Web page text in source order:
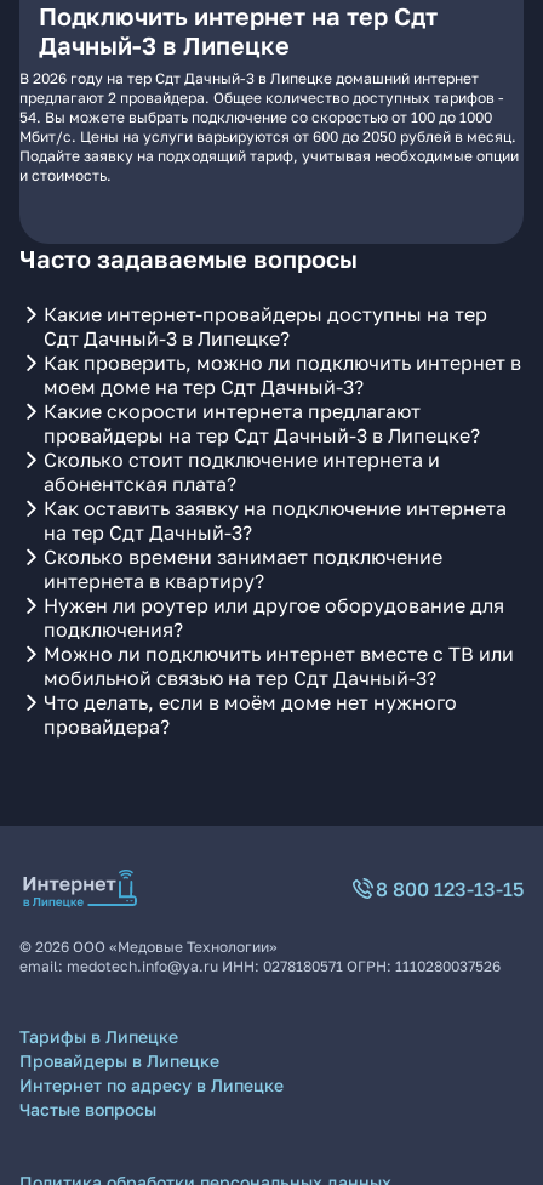
Подключить интернет на тер Сдт
Дачный-3 в Липецке
В 2026 году на тер Сдт Дачный-3 в Липецке домашний интернет
предлагают 2 провайдера. Общее количество доступных тарифов -
54. Вы можете выбрать подключение со скоростью от 100 до 1000
Мбит/с. Цены на услуги варьируются от 600 до 2050 рублей в месяц.
Подайте заявку на подходящий тариф, учитывая необходимые опции
и стоимость.
Часто задаваемые вопросы
Какие интернет-провайдеры доступны на тер
Сдт Дачный-3 в Липецке?
Как проверить, можно ли подключить интернет в
моем доме на тер Сдт Дачный-3?
Какие скорости интернета предлагают
провайдеры на тер Сдт Дачный-3 в Липецке?
Сколько стоит подключение интернета и
абонентская плата?
Как оставить заявку на подключение интернета
на тер Сдт Дачный-3?
Сколько времени занимает подключение
интернета в квартиру?
Нужен ли роутер или другое оборудование для
подключения?
Можно ли подключить интернет вместе с ТВ или
мобильной связью на тер Сдт Дачный-3?
Что делать, если в моём доме нет нужного
провайдера?
8 800 123-13-15
© 2026 ООО «Медовые Технологии»
email: medotech.info@ya.ru ИНН: 0278180571 ОГРН: 1110280037526
Тарифы в Липецке
Провайдеры в Липецке
Интернет по адресу в Липецке
Частые вопросы